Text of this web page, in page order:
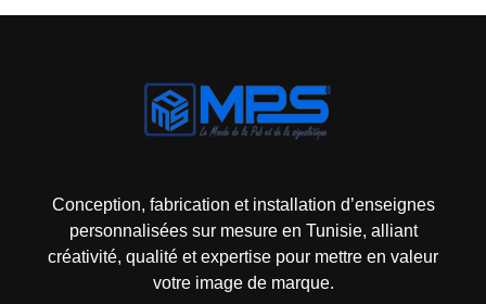
Conception, fabrication et installation d’enseignes
personnalisées sur mesure en Tunisie, alliant
créativité, qualité et expertise pour mettre en valeur
votre image de marque.